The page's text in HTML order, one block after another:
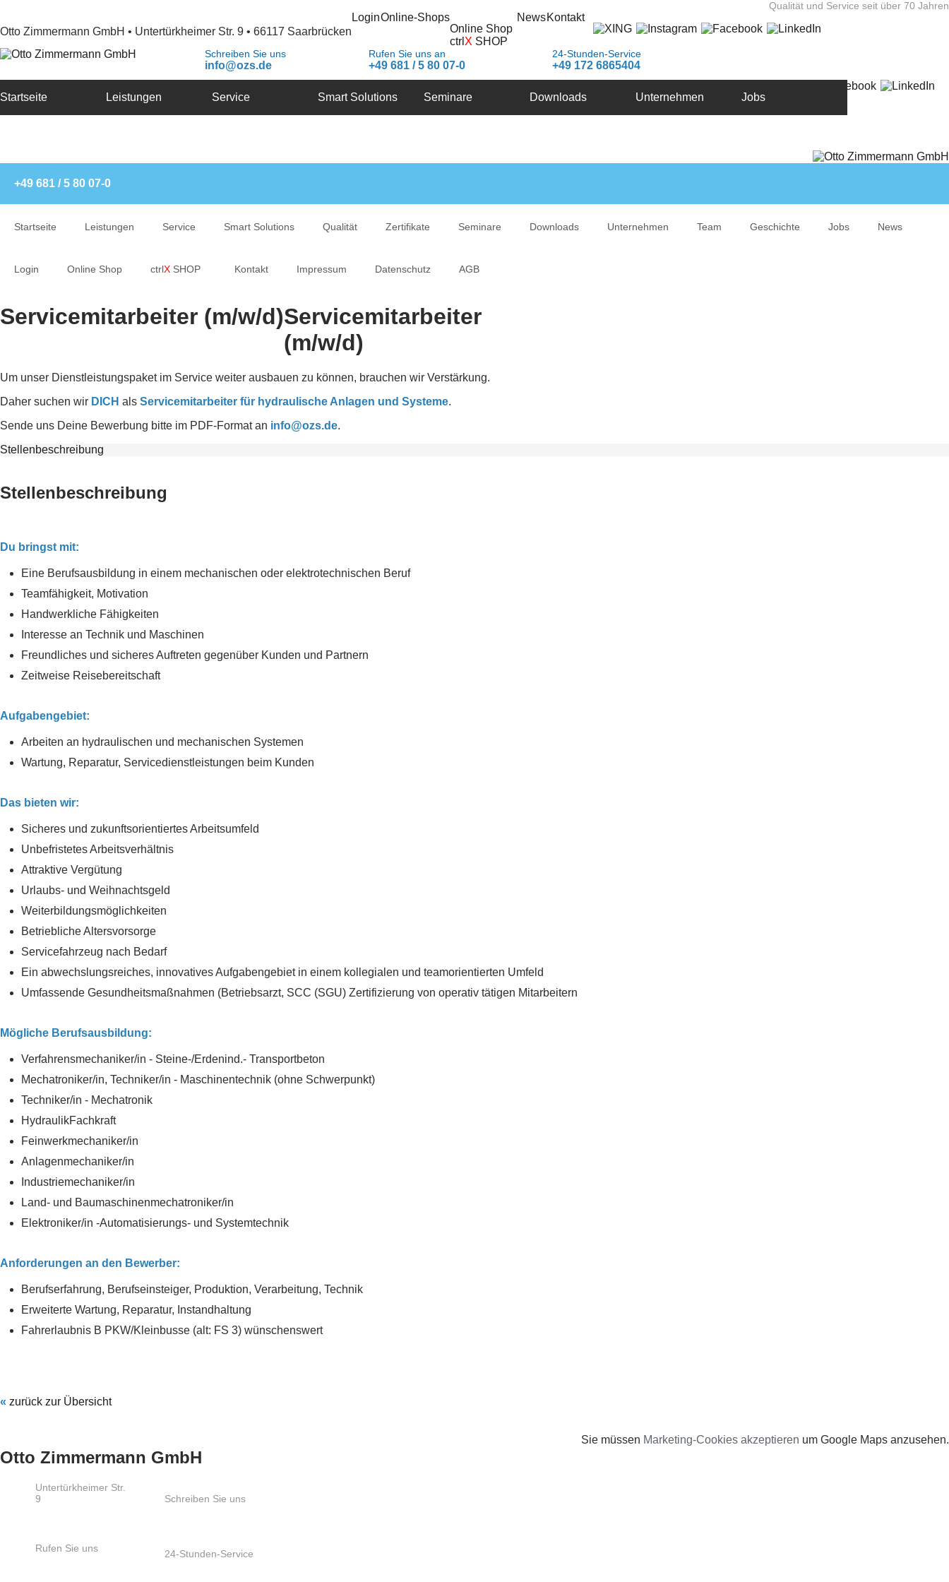
Qualität und Service seit über 70 Jahren
Otto Zimmermann GmbH • Untertürkheimer Str. 9 • 66117 Saarbrücken
LoginOnline-Shops
Online Shop
ctrl X SHOP
NewsKontakt
Schreiben Sie uns
info@ozs.de
Rufen Sie uns an
+49 681 / 5 80 07-0
24-Stunden-Service
+49 172 6865404
Startseite Leistungen Service Smart Solutions Seminare Downloads Unternehmen Jobs
+49 681 / 5 80 07-0
Startseite Leistungen Service Smart Solutions Qualität Zertifikate Seminare Downloads Unternehmen Team Geschichte Jobs News
Login Online Shop ctrlX SHOP Kontakt Impressum Datenschutz AGB
Servicemitarbeiter (m/w/d)Servicemitarbeiter
(m/w/d)
Um unser Dienstleistungspaket im Service weiter ausbauen zu können, brauchen wir Verstärkung.
Daher suchen wir DICH als Servicemitarbeiter für hydraulische Anlagen und Systeme.
Sende uns Deine Bewerbung bitte im PDF-Format an info@ozs.de.
Stellenbeschreibung
Stellenbeschreibung
Du bringst mit:
Eine Berufsausbildung in einem mechanischen oder elektrotechnischen Beruf
Teamfähigkeit, Motivation
Handwerkliche Fähigkeiten
Interesse an Technik und Maschinen
Freundliches und sicheres Auftreten gegenüber Kunden und Partnern
Zeitweise Reisebereitschaft
Aufgabengebiet:
Arbeiten an hydraulischen und mechanischen Systemen
Wartung, Reparatur, Servicedienstleistungen beim Kunden
Das bieten wir:
Sicheres und zukunftsorientiertes Arbeitsumfeld
Unbefristetes Arbeitsverhältnis
Attraktive Vergütung
Urlaubs- und Weihnachtsgeld
Weiterbildungsmöglichkeiten
Betriebliche Altersvorsorge
Servicefahrzeug nach Bedarf
Ein abwechslungsreiches, innovatives Aufgabengebiet in einem kollegialen und teamorientierten Umfeld
Umfassende Gesundheitsmaßnahmen (Betriebsarzt, SCC (SGU) Zertifizierung von operativ tätigen Mitarbeitern
Mögliche Berufsausbildung:
Verfahrensmechaniker/in - Steine-/Erdenind.- Transportbeton
Mechatroniker/in, Techniker/in - Maschinentechnik (ohne Schwerpunkt)
Techniker/in - Mechatronik
HydraulikFachkraft
Feinwerkmechaniker/in
Anlagenmechaniker/in
Industriemechaniker/in
Land- und Baumaschinenmechatroniker/in
Elektroniker/in -Automatisierungs- und Systemtechnik
Anforderungen an den Bewerber:
Berufserfahrung, Berufseinsteiger, Produktion, Verarbeitung, Technik
Erweiterte Wartung, Reparatur, Instandhaltung
Fahrerlaubnis B PKW/Kleinbusse (alt: FS 3) wünschenswert
« zurück zur Übersicht
Otto Zimmermann GmbH
Untertürkheimer Str.
9
Schreiben Sie uns
Rufen Sie uns 24-Stunden-Service
Sie müssen Marketing-Cookies akzeptieren um Google Maps anzusehen.